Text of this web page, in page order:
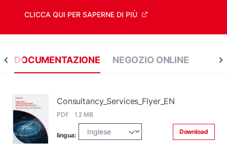
CLICCA QUI PER SAPERNE DI PIÙ
DOCUMENTAZIONE NEGOZIO ONLINE
Consultancy_Services_Flyer_EN
PDF 1.2 MB
lingua: Download